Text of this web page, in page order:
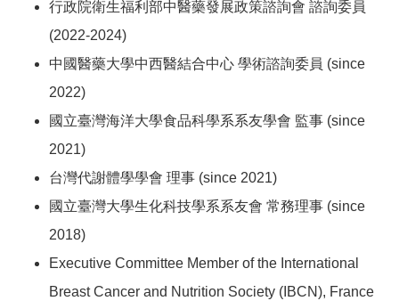
行政院衛生福利部中醫藥發展政策諮詢會 諮詢委員
(2022-2024)
中國醫藥大學中西醫結合中心 學術諮詢委員 (since
2022)
國立臺灣海洋大學食品科學系系友學會 監事 (since
2021)
台灣代謝體學學會 理事 (since 2021)
國立臺灣大學生化科技學系系友會 常務理事 (since
2018)
Executive Committee Member of the International
Breast Cancer and Nutrition Society (IBCN), France